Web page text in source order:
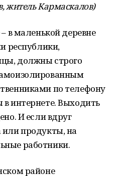
житель Кармаскалов)
в маленькой деревне
республики,
должны строго
по телефону
интернете. Выходить
И если вдруг
или продукты, на
работники.
районе